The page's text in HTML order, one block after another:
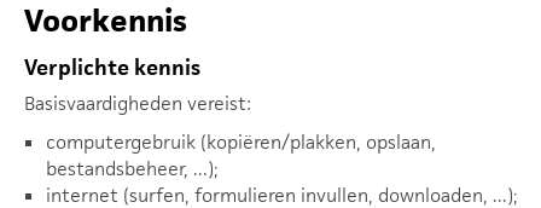
Voorkennis
Verplichte kennis
Basisvaardigheden vereist:
computergebruik (kopiëren/plakken, opslaan,
bestandsbeheer, ...);
internet (surfen, formulieren invullen, downloaden, ...);